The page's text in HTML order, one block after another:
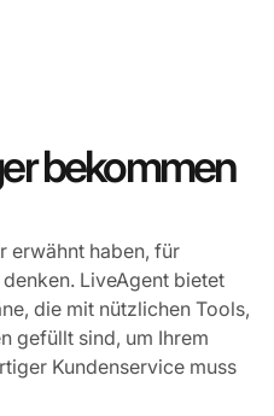
bekommen
erwähnt haben, für
LiveAgent bietet
die mit nützlichen Tools,
gefüllt sind, um Ihrem
Kundenservice muss